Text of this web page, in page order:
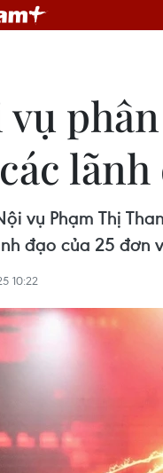
vụ
lãnh
vụ Phạm Thị
đạo của 25 đơn
10:22